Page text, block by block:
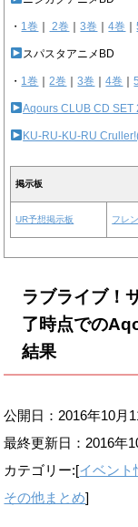
・ 1巻 2巻 ｜3巻 ｜4巻 ｜
スパスタアニメBD
・ 1巻 ｜2巻 ｜3巻 ｜4巻 ｜
Aqours CLUB CD SET
KU-RU-KU-RU
掲示板
UR予想掲示板 フレ
ラブライブ！
了時点での
結果
公開日：2016年10月
最終更新日： 2016年
カテゴリー:[イベント
その他まとめ]